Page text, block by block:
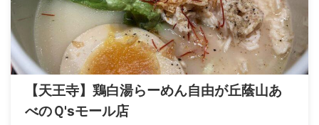
【天王寺】鶏白湯らーめん自由が丘蔭山あ
べのＱ'sモール店